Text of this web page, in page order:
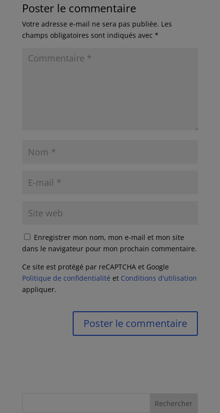
Poster le commentaire
Votre adresse e-mail ne sera pas publiée. Les
champs obligatoires sont indiqués avec *
Enregistrer mon nom, mon e-mail et mon site
dans le navigateur pour mon prochain commentaire.
Ce site est protégé par reCAPTCHA et Google
Politique de confidentialité et Conditions d'utilisation
appliquer.